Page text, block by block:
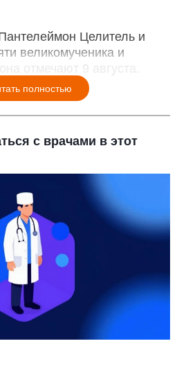
Целитель и
великомученика и
отмечают 9 августа.
полностью
с врачами в этот